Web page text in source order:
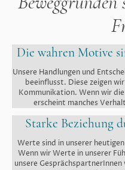
Die wahren Motive
Unsere Handlungen und
beeinflusst. Diese zeigen
Kommunikation. Wenn wir
erscheint manches
Starke Beziehung
Werte sind in unserer
Wenn wir Werte in unserer
unsere